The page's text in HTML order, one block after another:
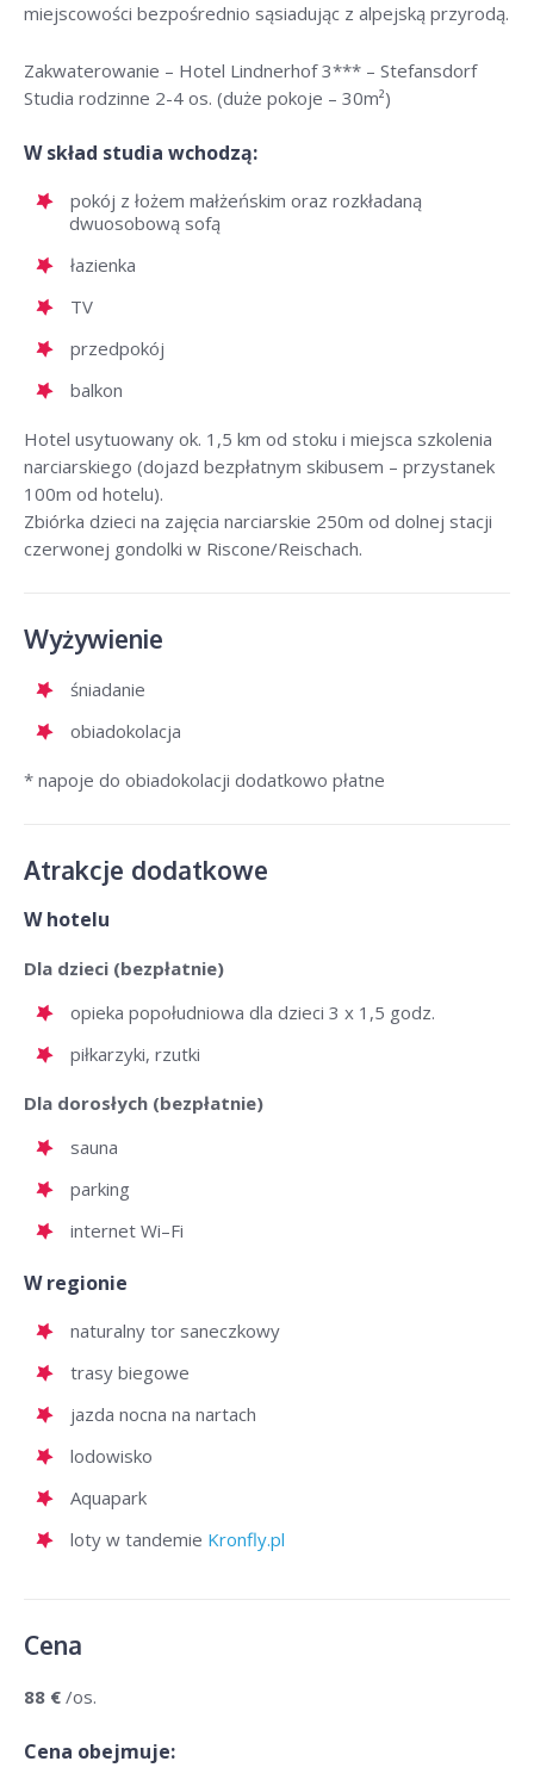
miejscowości bezpośrednio sąsiadując z alpejską przyrodą.
Zakwaterowanie – Hotel Lindnerhof 3*** – Stefansdorf
Studia rodzinne 2-4 os. (duże pokoje – 30m²)
W skład studia wchodzą:
pokój z łożem małżeńskim oraz rozkładaną
dwuosobową sofą
łazienka
TV
przedpokój
balkon
Hotel usytuowany ok. 1,5 km od stoku i miejsca szkolenia
narciarskiego (dojazd bezpłatnym skibusem – przystanek
100m od hotelu).
Zbiórka dzieci na zajęcia narciarskie 250m od dolnej stacji
czerwonej gondolki w Riscone/Reischach.
Wyżywienie
śniadanie
obiadokolacja
* napoje do obiadokolacji dodatkowo płatne
Atrakcje dodatkowe
W hotelu
Dla dzieci (bezpłatnie)
opieka popołudniowa dla dzieci 3 x 1,5 godz.
piłkarzyki, rzutki
Dla dorosłych (bezpłatnie)
sauna
parking
internet Wi–Fi
W regionie
naturalny tor saneczkowy
trasy biegowe
jazda nocna na nartach
lodowisko
Aquapark
loty w tandemie Kronfly.pl
Cena
88 € /os.
Cena obejmuje: